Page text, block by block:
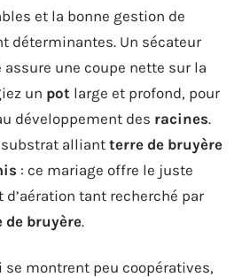
et la bonne gestion de
déterminantes. Un sécateur
une coupe nette sur la
un pot large et profond, pour
développement des racines.
substrat alliant terre de bruyère
: ce mariage offre le juste
tant recherché par
de bruyère.
se montrent peu coopératives,